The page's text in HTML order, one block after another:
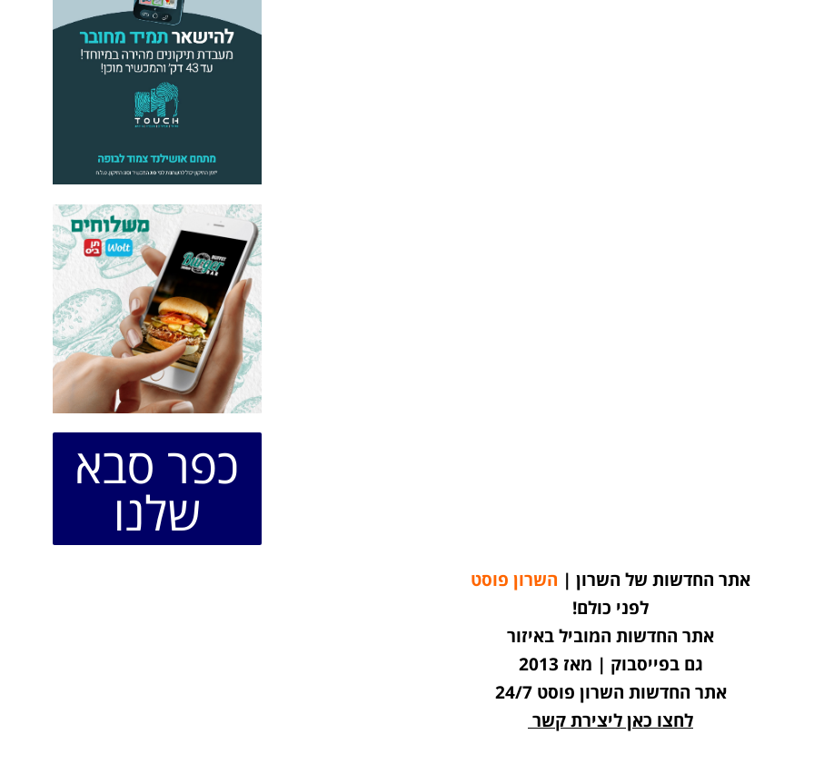
כפר סבא
שלנו
אתר החדשות של השרון | השרון פוסט
לפני כולם!
אתר החדשות המוביל באיזור
גם בפייסבוק | מאז 2013
אתר החדשות השרון פוסט 24/7
לחצו כאן ליצירת קשר